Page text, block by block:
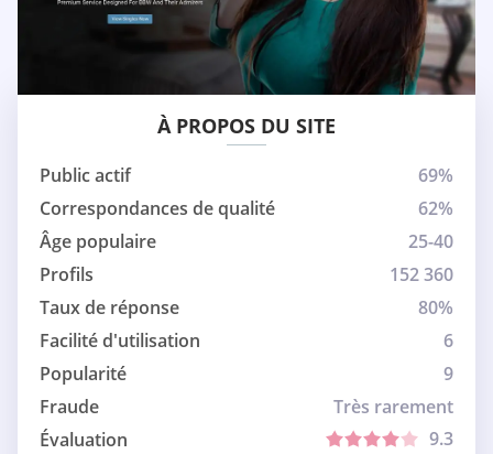
À PROPOS DU SITE
Public actif
69%
Correspondances de qualité
62%
Âge populaire
25-40
Profils
152 360
Taux de réponse
80%
Facilité d'utilisation
6
Popularité
9
Fraude
Très rarement
Évaluation
9.3